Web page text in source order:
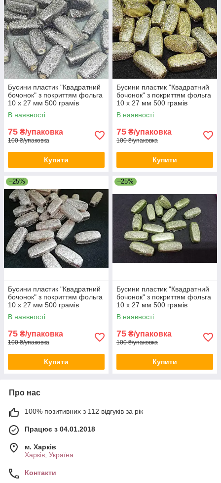
Бусини пластик "Квадратний
бочонок" з покриттям фольга
10 х 27 мм 500 грамів
В наявності
75 ₴/упаковка
100 ₴/упаковка
Купити
Бусини пластик "Квадратний
бочонок" з покриттям фольга
10 х 27 мм 500 грамів
В наявності
75 ₴/упаковка
100 ₴/упаковка
Купити
–25%
Бусини пластик "Квадратний
бочонок" з покриттям фольга
10 х 27 мм 500 грамів
В наявності
75 ₴/упаковка
100 ₴/упаковка
Купити
–25%
Бусини пластик "Квадратний
бочонок" з покриттям фольга
10 х 27 мм 500 грамів
В наявності
75 ₴/упаковка
100 ₴/упаковка
Купити
Про нас
100% позитивних з 112 відгуків за рік
Працює з 04.01.2018
м. Харків
Харків, Україна
Контакти